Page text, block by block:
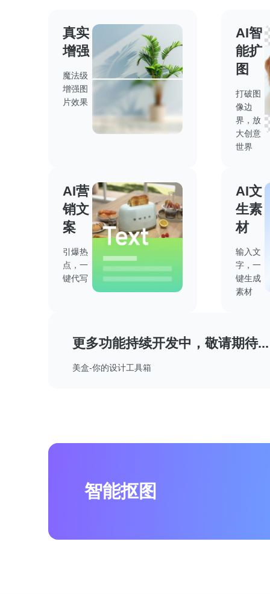
真实
增强
魔法级
增强图
片效果
AI智
能扩
图
打破图
像边
界，放
大创意
世界
AI营
销文
案
引爆热
点，一
键代写
AI文
生素
材
输入文
字，一
键生成
素材
更多功能持续开发中，敬请期待...
美盒-你的设计工具箱
智能抠图